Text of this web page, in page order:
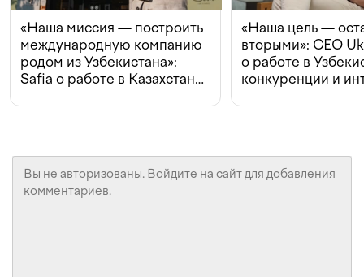
«Наша миссия — построить
международную компанию
родом из Узбекистана»:
Safia о работе в Казахстане,
«Наша цель —
вторыми»: CEO
о работе в
конкуренции и